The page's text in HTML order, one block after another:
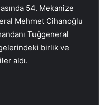
54. Mekanize
Mehmet Cihanoğlu
Tuğgeneral
birlik ve
aldı.